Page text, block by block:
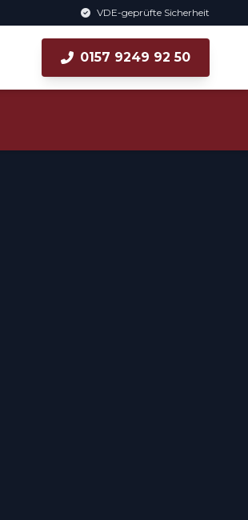
VDE-geprüfte Sicherheit
0157 9249 92 50